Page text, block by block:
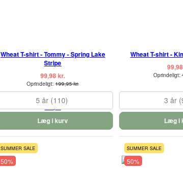
Wheat T-shirt - Tommy - Spring Lake
Stripe
99,98 kr.
Oprindeligt:199,95 kr.
5 år (110)
Læg i kurv
Wheat T-shirt -
Oprindeligt:
3 år
Læg i
SUMMER SALE
50%
SUMMER SALE
50%